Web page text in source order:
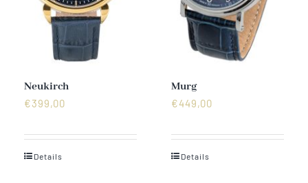
Neukirch
€399,00
Details
Murg
€449,00
Details